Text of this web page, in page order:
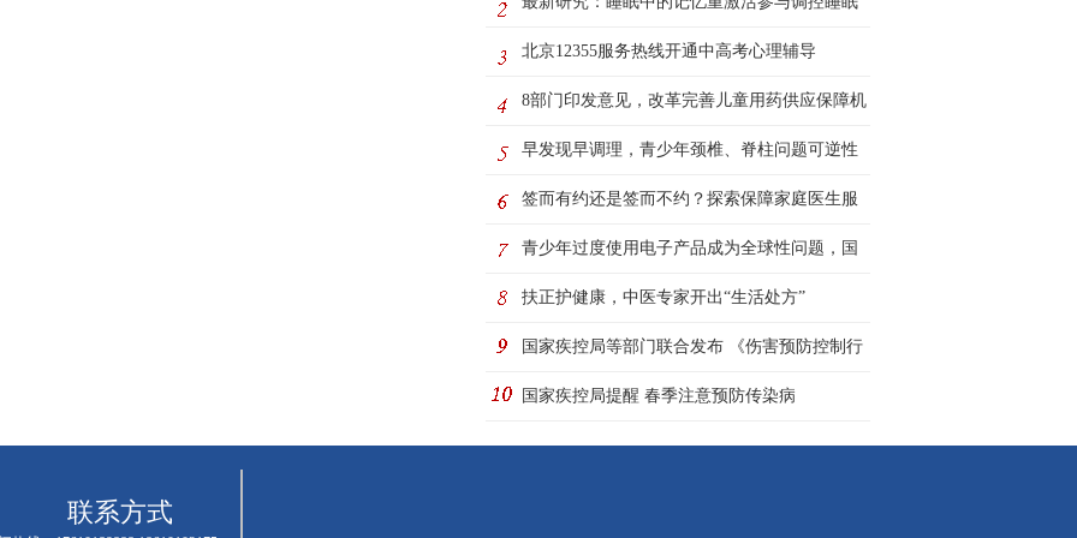
动态
北京12355服务热线开通中高考心理辅导
8部门印发意见，改革完善儿童用药供应保障机
制 让更多孩子用上好···
早发现早调理，青少年颈椎、脊柱问题可逆性
极强
签而有约还是签而不约？探索保障家庭医生服
务新路径
青少年过度使用电子产品成为全球性问题，国
际社会呼吁构建协同治···
扶正护健康，中医专家开出“生活处方”
国家疾控局等部门联合发布 《伤害预防控制行
动计划（2026—2030年···
国家疾控局提醒 春季注意预防传染病
联系方式